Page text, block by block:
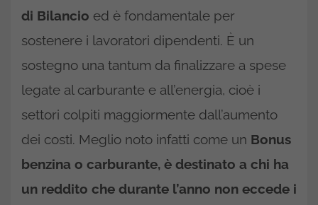
di Bilancio ed è fondamentale per
sostenere i lavoratori dipendenti. È un
sostegno una tantum da finalizzare a spese
legate al carburante e all’energia, cioè i
settori colpiti maggiormente dall’aumento
dei costi. Meglio noto infatti come un Bonus
benzina o carburante, è destinato a chi ha
un reddito che durante l’anno non eccede i